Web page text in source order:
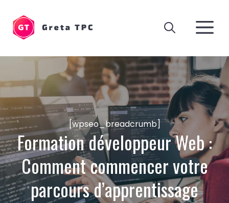
contenu
[wpseo_breadcrumb]
Formation développeur Web :
Comment commencer votre
parcours d’apprentissage